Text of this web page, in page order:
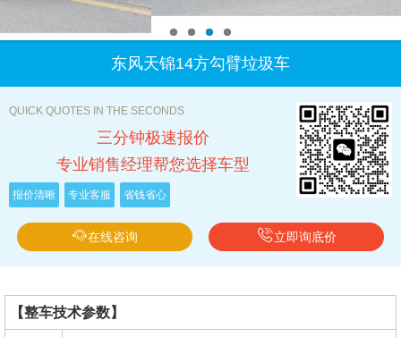
东风天锦14方勾臂垃圾车
QUICK QUOTES IN THE SECONDS
三分钟极速报价
专业销售经理帮您选择车型
报价清晰 专业客服 省钱省心
在线咨询 立即询底价
【整车技术参数】